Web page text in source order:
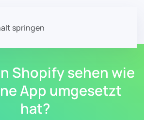
springen
Shopify sehen wie
App umgesetzt
hat?